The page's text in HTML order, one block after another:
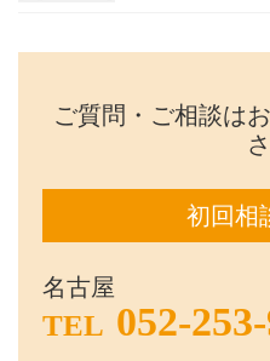
ご質問・ご相談は
初回相
名古屋
TEL 052-